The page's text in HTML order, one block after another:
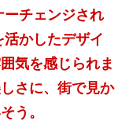
ーチェンジされ
かしたデザイ
気を感じられま
さに、街で見か
う。